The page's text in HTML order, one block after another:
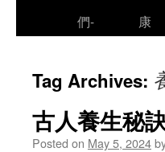
們-
康
Tag Archives:
古人養生秘
Posted on May 5, 2024